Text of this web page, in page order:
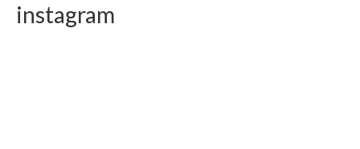
instagram